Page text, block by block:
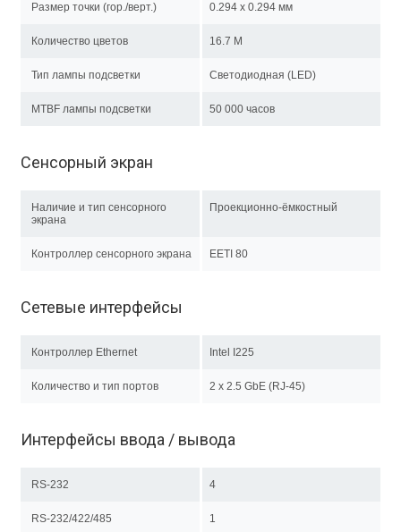
Размер точки (гор./верт.) 0.294 x 0.294 мм
Количество цветов 16.7 M
Тип лампы подсветки Светодиодная (LED)
MTBF лампы подсветки 50 000 часов
Сенсорный экран
Наличие и тип сенсорного
экрана
Проекционно-ёмкостный
Контроллер сенсорного экрана EETI 80
Сетевые интерфейсы
Контроллер Ethernet Intel I225
Количество и тип портов 2 х 2.5 GbE (RJ-45)
Интерфейсы ввода / вывода
RS-232 4
RS-232/422/485 1